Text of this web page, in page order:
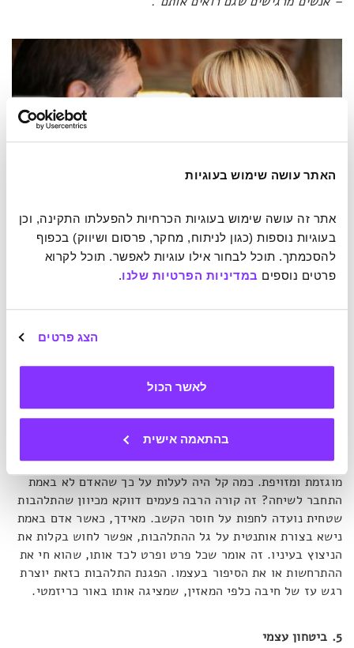
האתר עושה שימוש בעוגיות
פרטים נוספים במדיניות הפרטיות שלנו.
הצג פרטים
לאשר הכול
בהתאמה אישית
ספאלה מתארת את ההיבט הזה כ"יכולת לרומם אדם אחר
באמצעות דברי שבח לרעיונות או למעשים שלהם".לדבריה,
חלק פעיל ואינטגרלי מהסיטואציה. נסו להיזכר בסיטואציות
שבהן סיפרתם משהו לאדם אחר וקיבלתם בתגובה התלהבות
מוגזמת ומזויפת. כמה קל היה לעלות על כך שהאדם לא באמת
התחבר לשיחה? זה קורה הרבה פעמים דווקא מכיוון שהתלהבות
שטחית נועדה לחפות על חוסר הקשב. מאידך, כאשר אדם באמת
נישא בצורת אותנטית על גל ההתלהבות, אפשר לחוש בקלות את
הניצוץ בעיניו. זה אומר שכל פרט ופרט לכד אותו, שהוא חי את
ההתרחשות או את הסיפור בעצמו. הפגנת התלהבות כזאת יוצרת
רגש עז של חיבה כלפי המאזין, שמציגה אותו באור כריזמטי.
5. ביטחון עצמי